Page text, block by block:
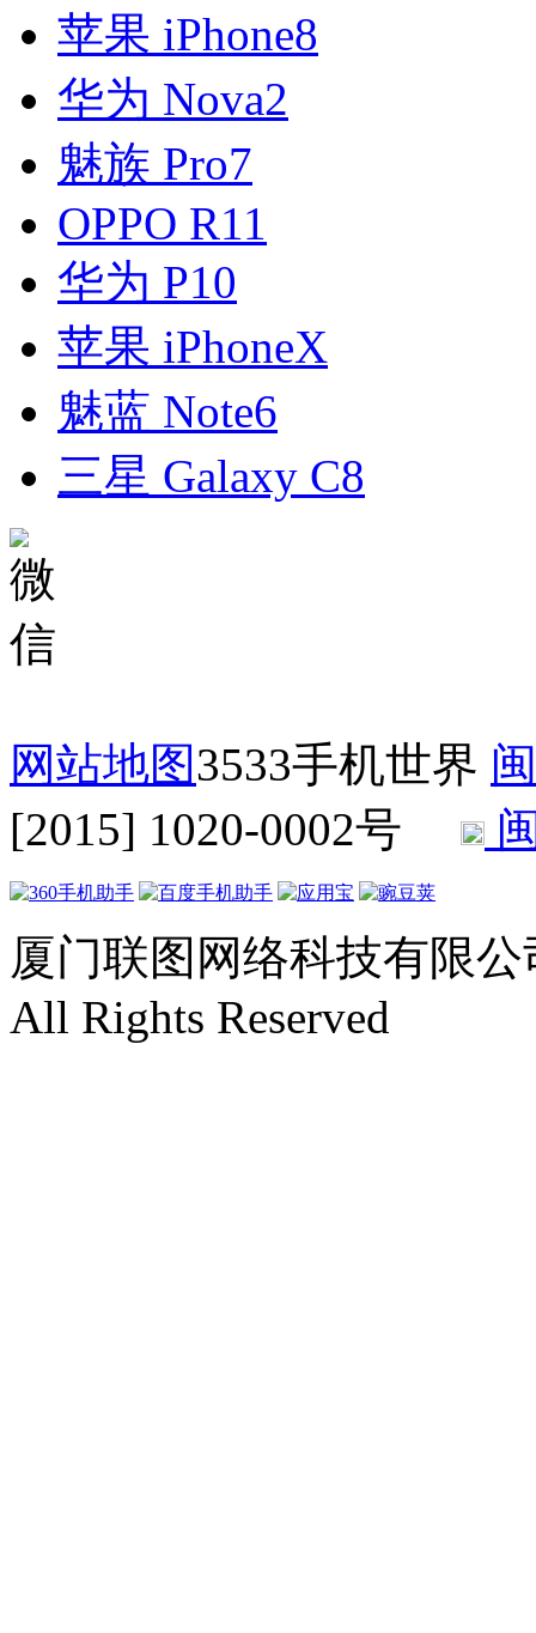
苹果 iPhone8
华为 Nova2
魅族 Pro7
OPPO R11
华为 P10
苹果 iPhoneX
魅蓝 Note6
三星 Galaxy C8
网站地图3533手机世界
[2015] 1020-0002号
厦门联图网络科技有限公
All Rights Reserved